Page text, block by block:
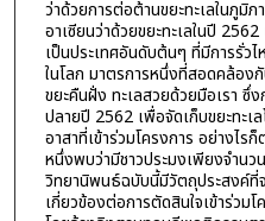
ว่าด้วยการต่อต้านขยะทะเลในภูมิ
อาเซียนว่าด้วยขยะทะเลในปี
เป็นประเทศอันดับต้นๆ ที่มีการรั่ว
ในโลก มาตรการหนึ่งที่สอดคล้อ
ขยะคืนฝั่ง ทะเลสวยด้วยมือเรา ซึ่
ปลายปี 2562 เพื่อจัดเก็บขยะทะเ
อาสาที่เข้าร่วมโครงการ อย่างไร
หนึ่งพบว่ามีชาวประมงเพียงจำนว
วิทยานิพนธ์ฉบับนี้มีวัตถุประสงค์ที่
เกี่ยวข้องต่อการตัดสินใจเข้าร่วมโ